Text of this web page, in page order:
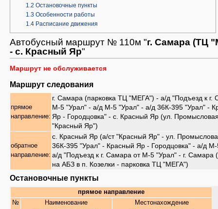
1.2 Остановочные пункты
1.3 Особенности работы
1.4 Расписание движения
Автобусный маршрут № 110м "г. Самара (ТЦ
- с. Красный Яр"
Маршрут не обслуживается
Маршрут следования
прямое
направление:
г. Самара (парковка ТЦ "МЕГА") - а/д "Подъезд к г.
М-5 "Урал" - а/д М-5 "Урал" - а/д 36К-395 "Урал" -
Яр - Городцовка" - с. Красный Яр (ул.
"Красный Яр")
обратное
направление:
с. Красный Яр (а/ст "Красный Яр" - ул.
36К-395 "Урал" - Красный Яр - Городцовка" - а/д
а/д "Подъезд к г. Самара от М-5 "Урал" - г. Самара
на АБЗ в п. Козелки - парковка ТЦ "МЕГА")
Остановочные пункты
прямое направление
№
Наименование
Местонахождение